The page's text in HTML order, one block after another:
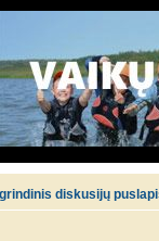
diskusijų